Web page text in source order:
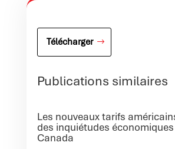
Télécharger
Publications similaires
Les nouveaux tarifs
des inquiétudes
Canada